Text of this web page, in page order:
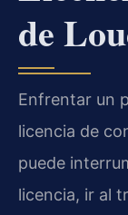
de
Enfrentar un
licencia de
puede
licencia, ir al